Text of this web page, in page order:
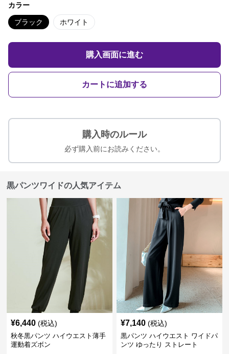
カラー
ブラック ホワイト
購入画面に進む
カートに追加する
購入時のルール
必ず購入前にお読みください。
黒パンツワイドの人気アイテム
¥6,440 (税込)
秋冬黒パンツ ハイウエスト薄手
運動着ズボン
¥7,140 (税込)
黒パンツ ハイウエスト ワイドパ
ンツ ゆったり ストレート